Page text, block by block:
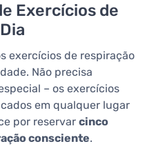
Exercícios de
exercícios de respiração
Não precisa
– os exercícios
em qualquer lugar
por reservar cinco
consciente.